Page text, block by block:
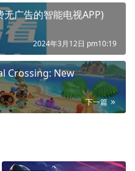
广告的智能电视APP)
2024年3月12日 pm10:19
Crossing: New
下一篇